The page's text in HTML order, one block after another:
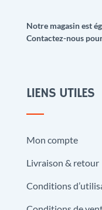
Notre magasin est
Contactez-nous
LIENS UTILES
Mon compte
Livraison & retour
Conditions